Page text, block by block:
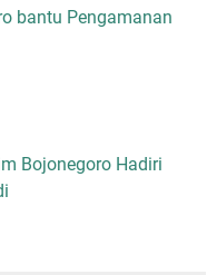
bantu Pengamanan
Bojonegoro Hadiri